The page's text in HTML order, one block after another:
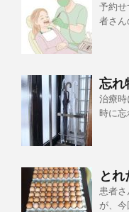
予約せ
者さん
忘れ
治療時
時に忘
とれ
患者
が、